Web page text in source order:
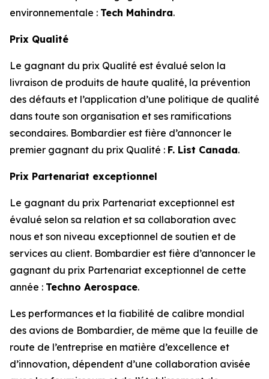
environnementale : Tech Mahindra.
Prix Qualité
Le gagnant du prix Qualité est évalué selon la
livraison de produits de haute qualité, la prévention
des défauts et l’application d’une politique de qualité
dans toute son organisation et ses ramifications
secondaires. Bombardier est fière d’annoncer le
premier gagnant du prix Qualité : F. List Canada.
Prix Partenariat exceptionnel
Le gagnant du prix Partenariat exceptionnel est
évalué selon sa relation et sa collaboration avec
nous et son niveau exceptionnel de soutien et de
services au client. Bombardier est fière d’annoncer le
gagnant du prix Partenariat exceptionnel de cette
année : Techno Aerospace.
Les performances et la fiabilité de calibre mondial
des avions de Bombardier, de même que la feuille de
route de l’entreprise en matière d’excellence et
d’innovation, dépendent d’une collaboration avisée